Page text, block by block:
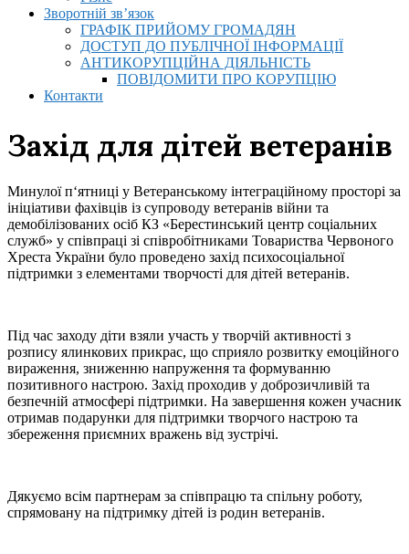
Зворотній зв’язок
ГРАФІК ПРИЙОМУ ГРОМАДЯН
ДОСТУП ДО ПУБЛІЧНОЇ ІНФОРМАЦІЇ
АНТИКОРУПЦІЙНА ДІЯЛЬНІСТЬ
ПОВІДОМИТИ ПРО КОРУПЦІЮ
Контакти
Захід для дітей ветеранів
Минулої п‘ятниці у Ветеранському інтеграційному просторі за
ініціативи фахівців із супроводу ветеранів війни та
демобілізованих осіб КЗ «Берестинський центр соціальних
служб» у співпраці зі співробітниками Товариства Червоного
Хреста України було проведено захід психосоціальної
підтримки з елементами творчості для дітей ветеранів.
Під час заходу діти взяли участь у творчій активності з
розпису ялинкових прикрас, що сприяло розвитку емоційного
вираження, зниженню напруження та формуванню
позитивного настрою. Захід проходив у доброзичливій та
безпечній атмосфері підтримки. На завершення кожен учасник
отримав подарунки для підтримки творчого настрою та
збереження приємних вражень від зустрічі.
Дякуємо всім партнерам за співпрацю та спільну роботу,
спрямовану на підтримку дітей із родин ветеранів.